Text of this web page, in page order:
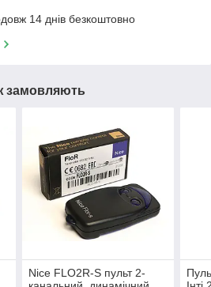
14 днів безкоштовно
замовляють
Nice FLO2R-S пульт 2-